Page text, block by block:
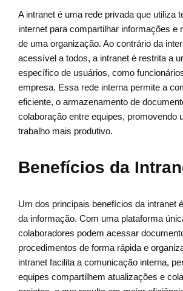
A intranet é uma rede privada que utiliza
internet para compartilhar informações e
de uma organização. Ao contrário da
acessível a todos, a intranet é restrita a
específico de usuários, como
empresa. Essa rede interna permite a
eficiente, o armazenamento de
colaboração entre equipes, promovendo
trabalho mais produtivo.
Benefícios da
Um dos principais benefícios da intranet
da informação. Com uma plataforma
colaboradores podem acessar
procedimentos de forma rápida e
intranet facilita a comunicação interna,
equipes compartilhem atualizações e